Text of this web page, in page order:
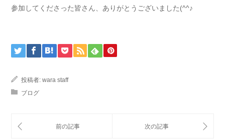
参加してくださった皆さん、ありがとうございました(^^♪
投稿者: wara staff
ブログ